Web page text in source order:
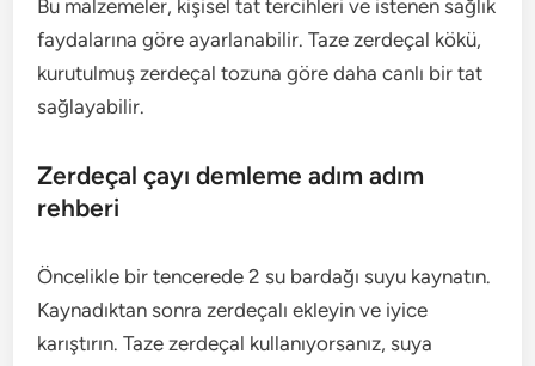
Bu malzemeler, kişisel tat tercihleri ve istenen sağlık
faydalarına göre ayarlanabilir. Taze zerdeçal kökü,
kurutulmuş zerdeçal tozuna göre daha canlı bir tat
sağlayabilir.
Zerdeçal çayı demleme adım adım
rehberi
Öncelikle bir tencerede 2 su bardağı suyu kaynatın.
Kaynadıktan sonra zerdeçalı ekleyin ve iyice
karıştırın. Taze zerdeçal kullanıyorsanız, suya